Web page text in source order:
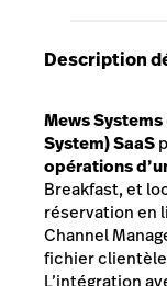
Description
Mews Systems
System) SaaS
opérations
Breakfast, et
réservation en
Channel
fichier clientèle